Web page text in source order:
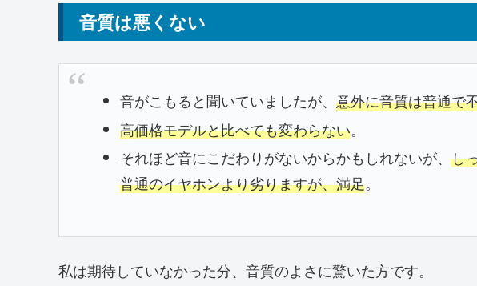
音質は悪くない
音がこもると聞いていましたが、 意外に音質は普通で
高価格モデルと比べても変わらない。
それほど音にこだわりがないからかもしれないが、 し
普通のイヤホンより劣りますが、満足。
私は期待していなかった分、音質のよさに驚いた方です。